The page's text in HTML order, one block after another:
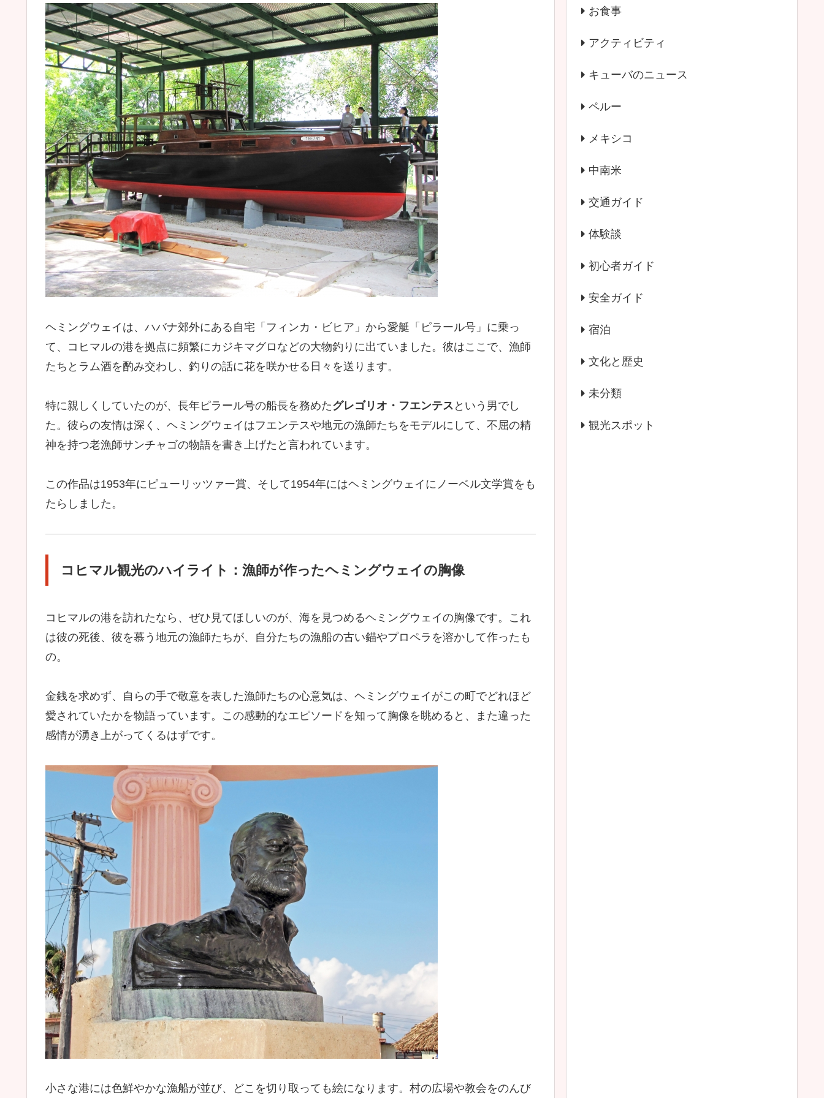
ヘミングウェイは、ハバナ郊外にある自宅「フィンカ・ビヒア」から愛艇「ピラール号」に乗っ
て、コヒマルの港を拠点に頻繁にカジキマグロなどの大物釣りに出ていました。彼はここで、漁師
たちとラム酒を酌み交わし、釣りの話に花を咲かせる日々を送ります。
特に親しくしていたのが、長年ピラール号の船長を務めたグレゴリオ・フエンテス という男でし
た。彼らの友情は深く、ヘミングウェイはフエンテスや地元の漁師たちをモデルにして、不屈の精
神を持つ老漁師サンチャゴの物語を書き上げたと言われています。
この作品は1953年にピューリッツァー賞、そして1954年にはヘミングウェイにノーベル文学賞をも
たらしました。
コヒマル観光のハイライト：漁師が作ったヘミングウェイの胸像
コヒマルの港を訪れたなら、ぜひ見てほしいのが、海を見つめるヘミングウェイの胸像です。これ
は彼の死後、彼を慕う地元の漁師たちが、自分たちの漁船の古い錨やプロペラを溶かして作ったも
の。
金銭を求めず、自らの手で敬意を表した漁師たちの心意気は、ヘミングウェイがこの町でどれほど
愛されていたかを物語っています。この感動的なエピソードを知って胸像を眺めると、また違った
感情が湧き上がってくるはずです。
小さな港には色鮮やかな漁船が並び、どこを切り取っても絵になります。村の広場や教会をのんび
お食事
アクティビティ
キューバのニュース
ペルー
メキシコ
中南米
交通ガイド
体験談
初心者ガイド
安全ガイド
宿泊
文化と歴史
未分類
観光スポット